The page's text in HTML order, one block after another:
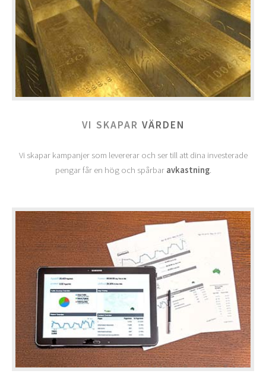
VI SKAPAR VÄRDEN
Vi skapar kampanjer som levererar och ser till att dina investerade
pengar får en hög och spårbar avkastning.